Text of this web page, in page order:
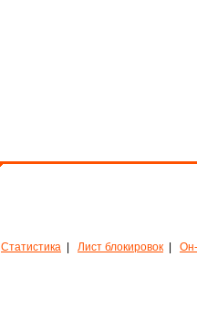
Статистика Лист блокировок